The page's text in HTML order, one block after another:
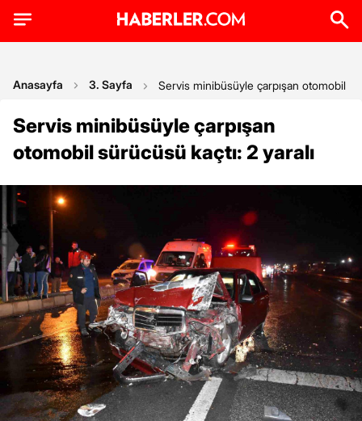
Anasayfa 3. Sayfa Servis minibüsüyle çarpışan otomobil
Servis minibüsüyle çarpışan
otomobil sürücüsü kaçtı: 2 yaralı